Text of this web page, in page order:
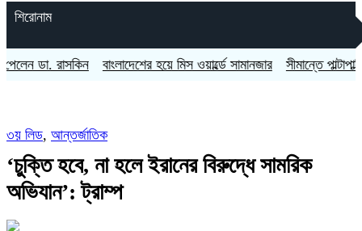
শিরোনাম
ডা. রাসকিন বাংলাদেশের হয়ে মিস ওয়ার্ল্ডে সামানজার সীমান্তে
৩য় লিড, আন্তর্জাতিক
‘চুক্তি হবে, না হলে ইরানের বিরুদ্ধে সামরিক
অভিযান’: ট্রাম্প